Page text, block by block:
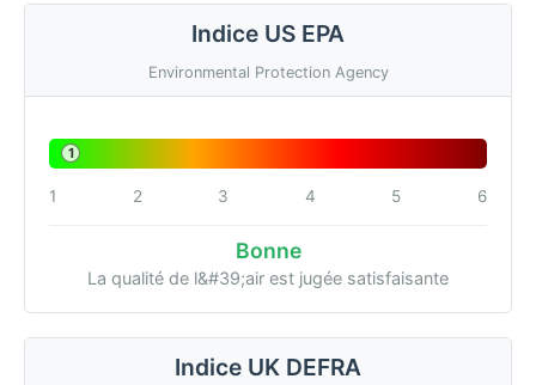
Indice US EPA
Environmental Protection Agency
1
1 2 3 4 5 6
Bonne
La qualité de l&#39;air est jugée satisfaisante
Indice UK DEFRA